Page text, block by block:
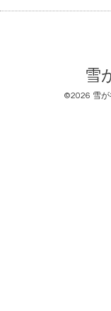
雪
©2026 雪